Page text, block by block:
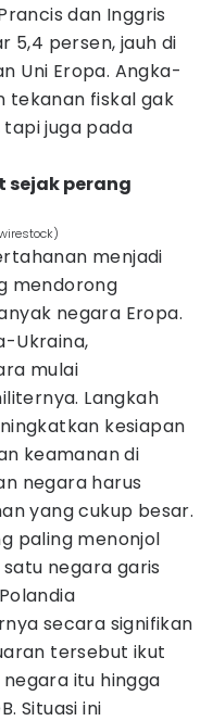
dan Inggris
5,4 persen, jauh di
Uni Eropa. Angka-
tekanan fiskal gak
juga pada
sejak perang
menjadi
mendorong
negara Eropa.
Ukraina,
mulai
Langkah
kesiapan
keamanan di
negara harus
yang cukup besar.
paling menonjol
negara garis
secara signifikan
tersebut ikut
itu hingga
Situasi ini